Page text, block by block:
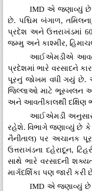
IMD એ જણાવ્યું છે કે
છે. પશ્ચિમ બંગાળ,
પ્રદેશ અને ઉત્તરાખંડમાં
જમ્મુ અને કાશ્મીર,
આઈએમડીએ
પ્રદેશમાં ભારે વરસાદને
પૂરનું જોખમ વધી ગયું છે.
જિલ્લાઓ માટે ભૂસ્ખલન
અને આવતીકાલથી દક્ષિણ
આઈએમડી અનુસાર,
રહેશે. વિભાગે જણાવ્યું છે કે
નૈનીતાલ) પર અચાનક
ઉત્તરાખંડના દહેરાદૂન,
સાથે ભારે વરસાદની
માર્ગદર્શિકા પણ જારી કરી
IMD એ જણાવ્યું છે